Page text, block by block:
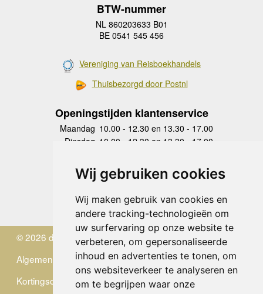
Wij gebruiken cookies
Wij maken gebruik van cookies en
andere tracking-technologieën om
uw surfervaring op onze website te
verbeteren, om gepersonaliseerde
inhoud en advertenties te tonen, om
ons websiteverkeer te analyseren en
om te begrijpen waar onze
BTW-nummer
NL 860203633 B01
BE 0541 545 456
Vereniging van Reisboekhandels
Thuisbezorgd door Postnl
Openingstijden klantenservice
Maandag 10.00 - 12.30 en 13.30 - 17.00
Dinsdag 10.00 - 12.30 en 13.30 - 17.00
Donderdag
10.00 - 12.30 en 13.30 - 17.00
Vrijdag 10.00 - 12.30 en 13.30 - 17.00
Zaterdag
gesloten
Zondag gesloten
© 2026 de Zwerver
Algemene Voorwaarden
Kortingscode